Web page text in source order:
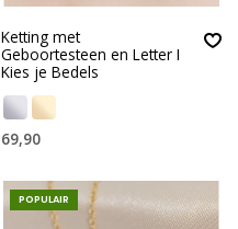
Ketting met
Geboortesteen en Letter I
Kies je Bedels
69,90
POPULAIR